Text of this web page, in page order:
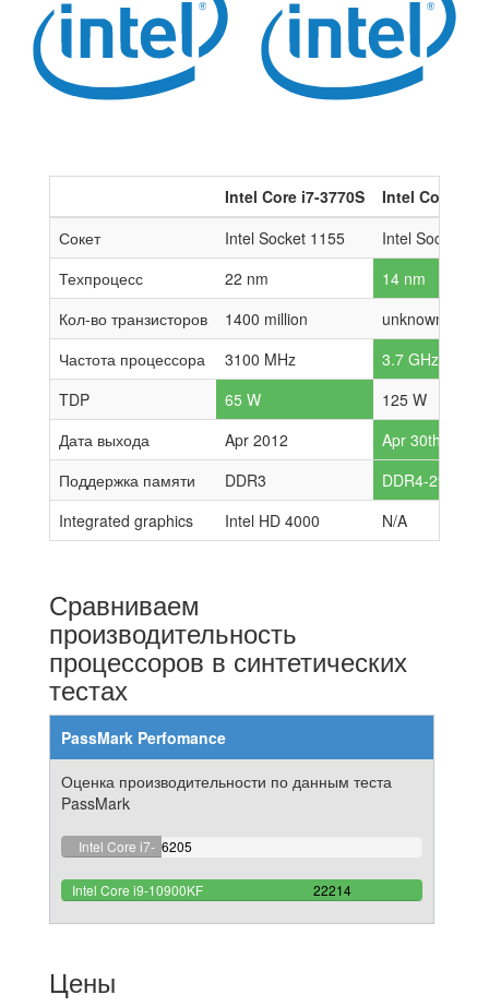
Intel Core i7-3770S
Intel Core i9-
Сокет
Intel Socket 1155
Intel Socket
Техпроцесс
22 nm
14 nm
Кол-во транзисторов
1400 million
unknown
Частота процессора
3100 MHz
3.7 GHz
TDP
65 W
125 W
Дата выхода
Apr 2012
Apr 30th, 2020
Поддержка памяти
DDR3
DDR4-2933
Integrated graphics
Intel HD 4000 N/A
Сравниваем
производительность
процессоров в синтетических
тестах
PassMark Perfomance
Оценка производительности по данным теста
PassMark
Intel Core i7- 6205
27.932835149005%
Intel Core i9-10900KF
22214
100%
Цены